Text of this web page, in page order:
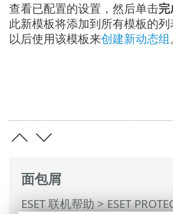
面包屑
ESET 联机帮助>ESET
查看已配置的设置，然后单击完
此新模板将添加到所有模板的
以后使用该模板来创建新动态组